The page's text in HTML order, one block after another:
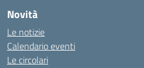
Novità
Le notizie
Calendario eventi
Le circolari